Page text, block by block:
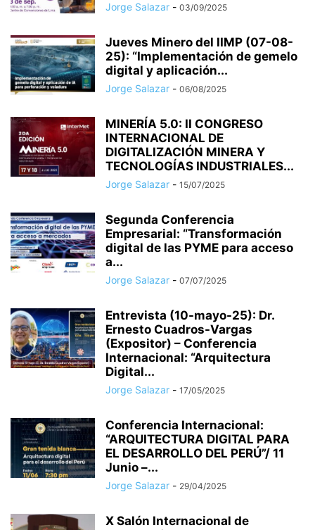
Jorge Salazar - 03/09/2025
Jueves Minero del IIMP (07-08-
25): “Implementación de gemelo
digital y aplicación...
Jorge Salazar - 06/08/2025
MINERÍA 5.0: II CONGRESO
INTERNACIONAL DE
DIGITALIZACIÓN MINERA Y
TECNOLOGÍAS INDUSTRIALES...
Jorge Salazar - 15/07/2025
Segunda Conferencia
Empresarial: “Transformación
digital de las PYME para acceso
a...
Jorge Salazar - 07/07/2025
Entrevista (10-mayo-25): Dr.
Ernesto Cuadros-Vargas
(Expositor) – Conferencia
Internacional: “Arquitectura
Digital...
Jorge Salazar - 17/05/2025
Conferencia Internacional:
“ARQUITECTURA DIGITAL PARA
EL DESARROLLO DEL PERÚ”/ 11
Junio –...
Jorge Salazar - 29/04/2025
X Salón Internacional de